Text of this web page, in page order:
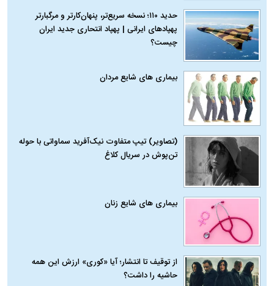
حدید ۱۱۰؛ نسخه سریع‌تر، پنهان‌کارتر و مرگبارتر
پهپادهای ایرانی | پهپاد انتحاری جدید ایران
چیست؟
بیماری‌ های شایع مردان
(تصاویر) تیپ متفاوت نیک‌آفرید سماواتی با حوله
تن‌پوش در سریال کلاغ
بیماری‌ های شایع زنان
از توقیف تا انتشار؛ آیا «کوری» ارزش این همه
حاشیه را داشت؟